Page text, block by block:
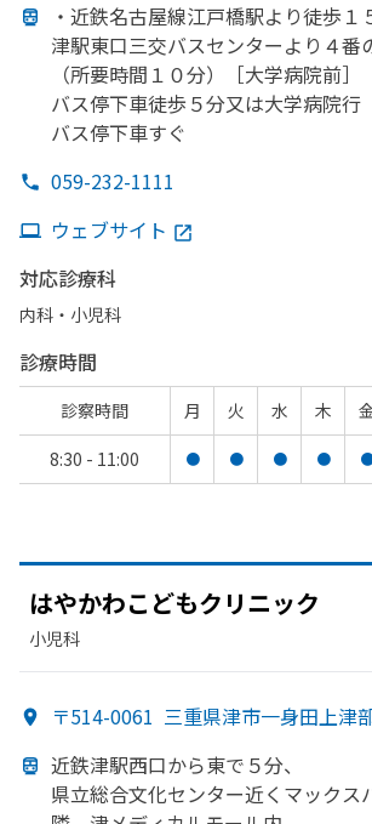
・近鉄名古屋線江戸橋駅より徒歩１
津駅東口三交バスセンターより ４番
（所要時間１０分）
［大学病院前］
バス停下車徒歩５分又は大学病院行
バス停下車すぐ
059-232-1111
ウェブサイト
対応診療科
内科・​小児科
診療時間
診察時間 月 火 水 木
8:30 - 11:00
● ● ● ●
はやかわこどもクリニック
小児科
〒514-0061 三重県津市一身田上津
近鉄津駅西口から東で ５分、
県立総合文化センター近く マックス